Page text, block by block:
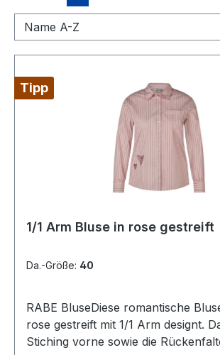
Tipp
1/1 Arm Bluse in rose gestreift
Da.-Größe: 40
RABE BluseDiese romantische
rose gestreift mit 1/1 Arm designt.
Stiching vorne sowie die